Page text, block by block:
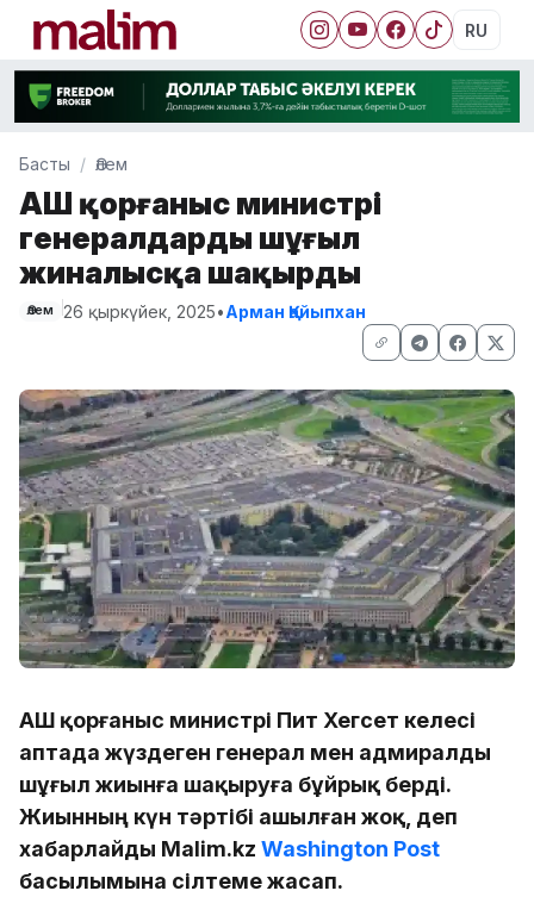
RU
Басты Әлем
АҚШ қорғаныс министрі
генералдарды шұғыл
жиналысқа шақырды
Әлем 26 қыркүйек, 2025•Арман Қайыпхан
АҚШ қорғаныс министрі Пит Хегсет келесі
аптада жүздеген генерал мен адмиралды
шұғыл жиынға шақыруға бұйрық берді.
Жиынның күн тәртібі ашылған жоқ, деп
хабарлайды Malim.kz Washington Post
басылымына сілтеме жасап.